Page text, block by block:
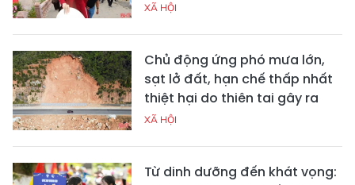
XÃ HỘI
Chủ động ứng phó mưa lớn,
sạt lở đất, hạn chế thấp nhất
thiệt hại do thiên tai gây ra
XÃ HỘI
Từ dinh dưỡng đến khát vọng: